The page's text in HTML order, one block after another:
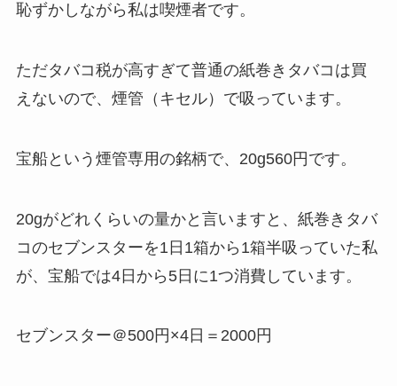
恥ずかしながら私は喫煙者です。
ただタバコ税が高すぎて普通の紙巻きタバコは買
えないので、煙管（キセル）で吸っています。
宝船という煙管専用の銘柄で、20g560円です。
20gがどれくらいの量かと言いますと、紙巻きタバ
コのセブンスターを1日1箱から1箱半吸っていた私
が、宝船では4日から5日に1つ消費しています。
セブンスター＠500円×4日＝2000円